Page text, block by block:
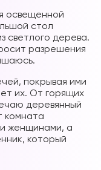
освещенной
стол
светлого дерева.
разрешения
покрывая ими
их. От горящих
деревянный
комната
женщинами, а
который